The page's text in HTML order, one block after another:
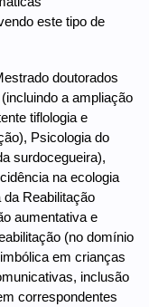
este tipo de
doutorados
a ampliação
tiflologia e
Psicologia do
surdocegueira),
na ecologia
Reabilitação
aumentativa e
(no domínio
em crianças
inclusão
correspondentes